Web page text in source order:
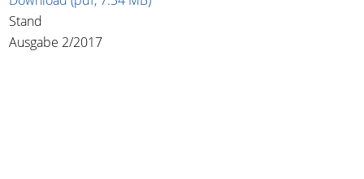
Stand
Ausgabe 2/2017